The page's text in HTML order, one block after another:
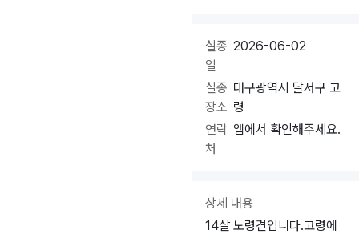
실종
일
2026-06-02
실종
장소
대구광역시 달서구 고
령
연락
처
앱에서 확인해주세요.
상세 내용
14살 노령견입니다.고령에